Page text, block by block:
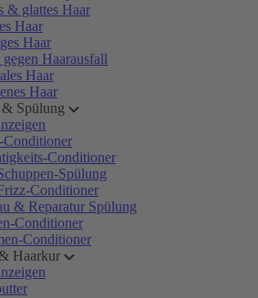
& glattes Haar
Haar
Haar
Haarausfall
Haar
Haar
Spülung
Conditioner
Spülung
Conditioner
& Reparatur Spülung
Conditioner
Conditioner
Haarkur